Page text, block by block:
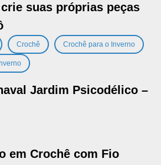
suas próprias peças
Crochê Crochê para o Inverno
Jardim Psicodélico –
em Crochê com Fio